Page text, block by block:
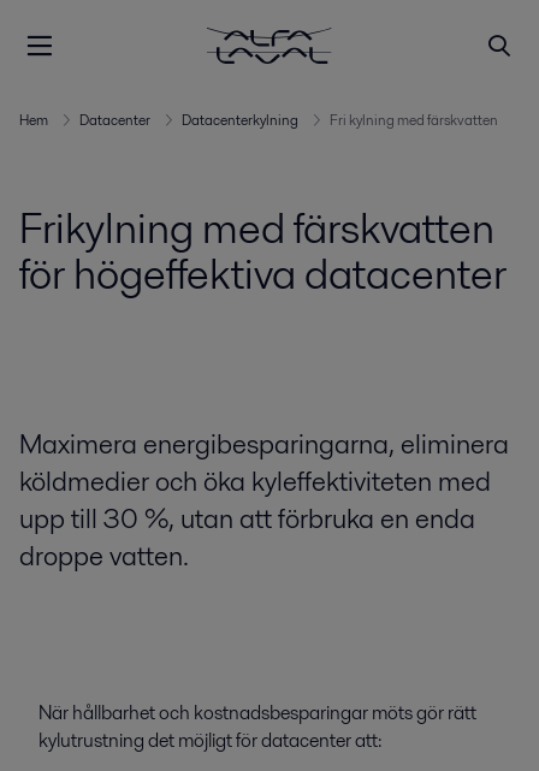
Hem Datacenter Datacenterkylning Fri kylning med färskvatten
Frikylning med färskvatten
för högeffektiva datacenter
Maximera energibesparingarna, eliminera
köldmedier och öka kyleffektiviteten med
upp till 30 %, utan att förbruka en enda
droppe vatten.
När hållbarhet och kostnadsbesparingar möts gör rätt
kylutrustning det möjligt för datacenter att: